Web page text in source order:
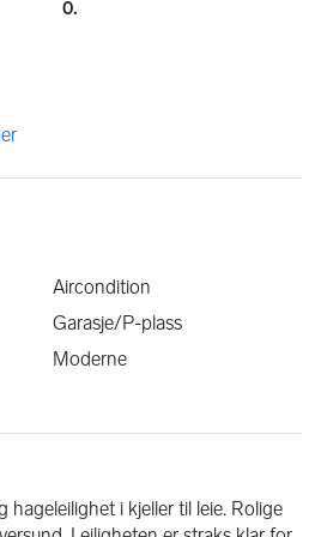
0.
Aircondition
Garasje/P-plass
Moderne
hageleilighet i kjeller til leie. Rolige